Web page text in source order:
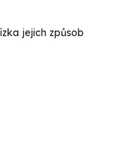
jejich způsob